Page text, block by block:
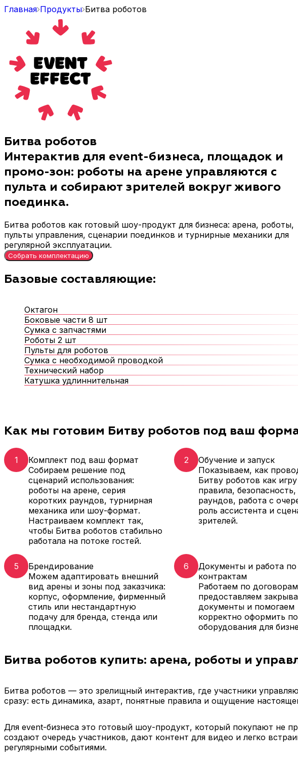
Главная Продукты Битва роботов
Битва роботов
Интерактив для event-бизнеса, площадок и
промо-зон: роботы на арене управляются с
пульта и собирают зрителей вокруг живого
поединка.
Битва роботов как готовый шоу-продукт для бизнеса: арена, роботы,
пульты управления, сценарии поединков и турнирные механики для
регулярной эксплуатации.
Собрать комплектацию
Базовые составляющие:
Октагон
Боковые части 8 шт
Сумка с запчастями
Роботы 2 шт
Пульты для роботов
Сумка с необходимой проводкой
Технический набор
Катушка удлиннительная
Как мы готовим Битву роботов под ваш
1
Комплект под ваш формат
Собираем решение под
сценарий использования:
роботы на арене, серия
коротких раундов, турнирная
механика или шоу-формат.
Настраиваем комплект так,
чтобы Битва роботов стабильно
работала на потоке гостей.
2
Обучение и запуск
Показываем, как
Битву роботов как
правила,
раундов, работа с
роль ассистента и
зрителей.
5
Брендирование
Можем адаптировать внешний
вид арены и зоны под заказчика:
корпус, оформление, фирменный
стиль или нестандартную
подачу для бренда, стенда или
площадки.
6
Документы и работа по
контрактам
Работаем по
предоставляем
документы и помогаем
корректно оформить
оборудования для
Битва роботов купить: арена, роботы и
Битва роботов — это зрелищный интерактив, где участники
сразу: есть динамика, азарт, понятные правила и ощущение
Для event-бизнеса это готовый шоу-продукт, который покупают не
создают очередь участников, дают контент для видео и легко
регулярными событиями.